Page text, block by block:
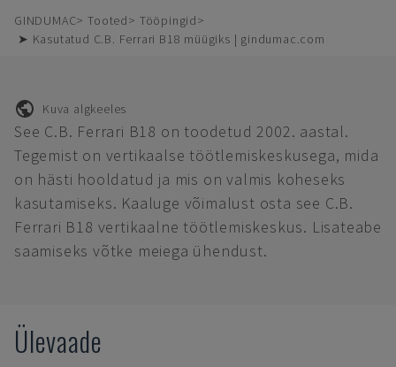
GINDUMAC Tooted
Tööpingid
➤ Kasutatud C.B. Ferrari B18 müügiks | gindumac.com
Kuva algkeeles
See C.B. Ferrari B18 on toodetud 2002. aastal.
Tegemist on vertikaalse töötlemiskeskusega, mida
on hästi hooldatud ja mis on valmis koheseks
kasutamiseks. Kaaluge võimalust osta see C.B.
Ferrari B18 vertikaalne töötlemiskeskus. Lisateabe
saamiseks võtke meiega ühendust.
Ülevaade